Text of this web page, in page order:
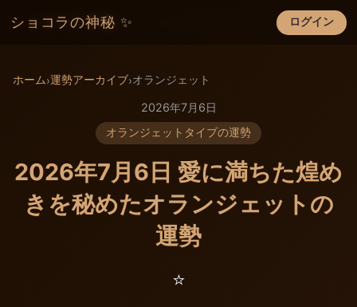
ショコラの神秘 ✨ ログイン
×
ホーム›運勢アーカイブ›オランジェット
2026年7月6日
オランジェットタイプの運勢
2026年7月6日 愛に満ちた煌め
きを秘めたオランジェットの
運勢
⭐️